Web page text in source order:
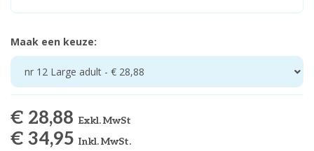
Maak een keuze:
nr 12 Large adult - € 28,88
€ 28,88 Exkl. MwSt
€ 34,95 Inkl. MwSt.